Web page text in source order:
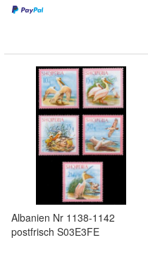
Albanien Nr 1138-1142
postfrisch S03E3FE